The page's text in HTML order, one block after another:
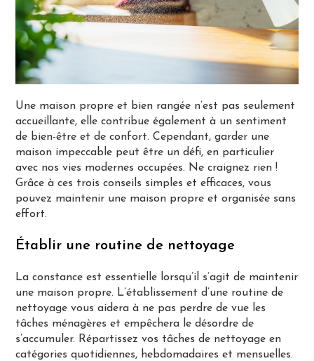
Une maison propre et bien rangée n’est pas seulement
accueillante, elle contribue également à un sentiment
de bien-être et de confort. Cependant, garder une
maison impeccable peut être un défi, en particulier
avec nos vies modernes occupées. Ne craignez rien !
Grâce à ces trois conseils simples et efficaces, vous
pouvez maintenir une maison propre et organisée sans
effort.
Établir une routine de nettoyage
La constance est essentielle lorsqu’il s’agit de maintenir
une maison propre. L’établissement d’une routine de
nettoyage vous aidera à ne pas perdre de vue les
tâches ménagères et empêchera le désordre de
s’accumuler. Répartissez vos tâches de nettoyage en
catégories quotidiennes, hebdomadaires et mensuelles.